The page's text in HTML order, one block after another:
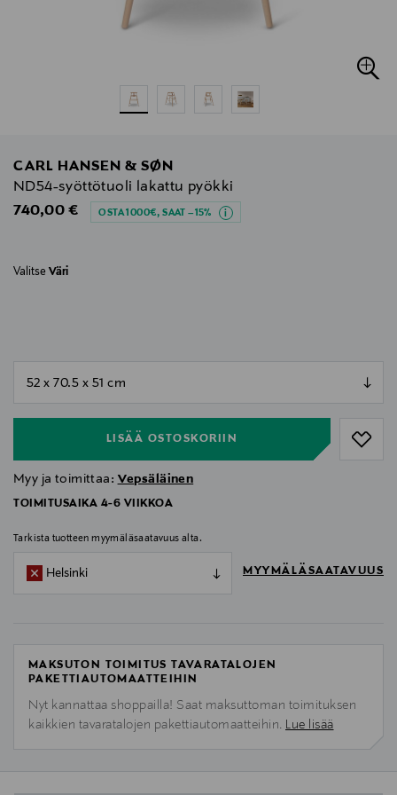
CARL HANSEN & SØN
ND54-syöttötuoli lakattu pyökki
Original Price
740,00 € OSTA 1000€, SAAT –15%
Valitse Väri
LISÄÄ OSTOSKORIIN
Myy ja toimittaa: Vepsäläinen
TOIMITUSAIKA 4-6 VIIKKOA
Tarkista tuotteen myymäläsaatavuus alta.
Helsinki MYYMÄLÄSAATAVUUS
MAKSUTON TOIMITUS TAVARATALOJEN
PAKETTIAUTOMAATTEIHIN
Nyt kannattaa shoppailla! Saat maksuttoman toimituksen
kaikkien tavaratalojen pakettiautomaatteihin. Lue lisää